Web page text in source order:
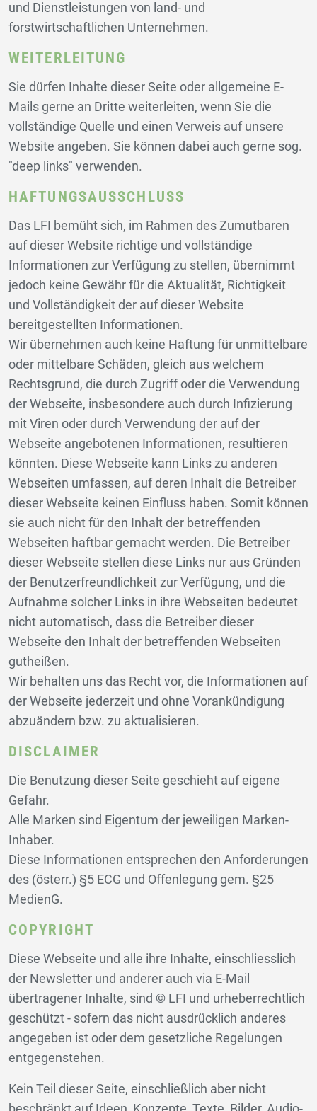
und Dienstleistungen von land- und
forstwirtschaftlichen Unternehmen.
WEITERLEITUNG
Sie dürfen Inhalte dieser Seite oder allgemeine E-
Mails gerne an Dritte weiterleiten, wenn Sie die
vollständige Quelle und einen Verweis auf unsere
Website angeben. Sie können dabei auch gerne sog.
"deep links" verwenden.
HAFTUNGSAUSSCHLUSS
Das LFI bemüht sich, im Rahmen des Zumutbaren
auf dieser Website richtige und vollständige
Informationen zur Verfügung zu stellen, übernimmt
jedoch keine Gewähr für die Aktualität, Richtigkeit
und Vollständigkeit der auf dieser Website
bereitgestellten Informationen.
Wir übernehmen auch keine Haftung für unmittelbare
oder mittelbare Schäden, gleich aus welchem
Rechtsgrund, die durch Zugriff oder die Verwendung
der Webseite, insbesondere auch durch Infizierung
mit Viren oder durch Verwendung der auf der
Webseite angebotenen Informationen, resultieren
könnten. Diese Webseite kann Links zu anderen
Webseiten umfassen, auf deren Inhalt die Betreiber
dieser Webseite keinen Einfluss haben. Somit können
sie auch nicht für den Inhalt der betreffenden
Webseiten haftbar gemacht werden. Die Betreiber
dieser Webseite stellen diese Links nur aus Gründen
der Benutzerfreundlichkeit zur Verfügung, und die
Aufnahme solcher Links in ihre Webseiten bedeutet
nicht automatisch, dass die Betreiber dieser
Webseite den Inhalt der betreffenden Webseiten
gutheißen.
Wir behalten uns das Recht vor, die Informationen auf
der Webseite jederzeit und ohne Vorankündigung
abzuändern bzw. zu aktualisieren.
DISCLAIMER
Die Benutzung dieser Seite geschieht auf eigene
Gefahr.
Alle Marken sind Eigentum der jeweiligen Marken-
Inhaber.
Diese Informationen entsprechen den Anforderungen
des (österr.) §5 ECG und Offenlegung gem. §25
MedienG.
COPYRIGHT
Diese Webseite und alle ihre Inhalte, einschliesslich
der Newsletter und anderer auch via E-Mail
übertragener Inhalte, sind © LFI und urheberrechtlich
geschützt - sofern das nicht ausdrücklich anderes
angegeben ist oder dem gesetzliche Regelungen
entgegenstehen.
Kein Teil dieser Seite, einschließlich aber nicht